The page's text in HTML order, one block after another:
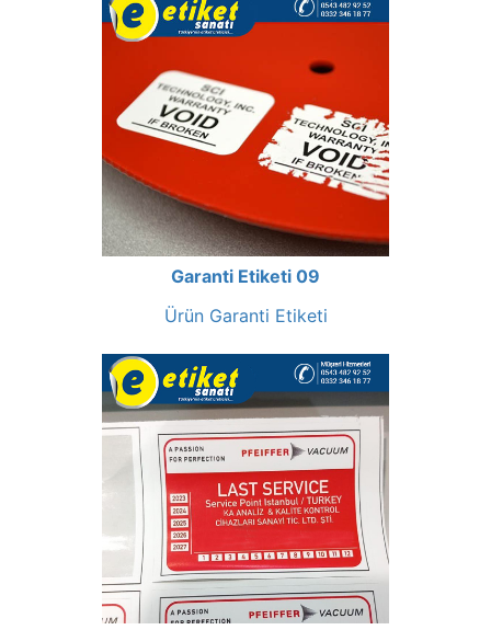
Garanti Etiketi 09
Ürün Garanti Etiketi